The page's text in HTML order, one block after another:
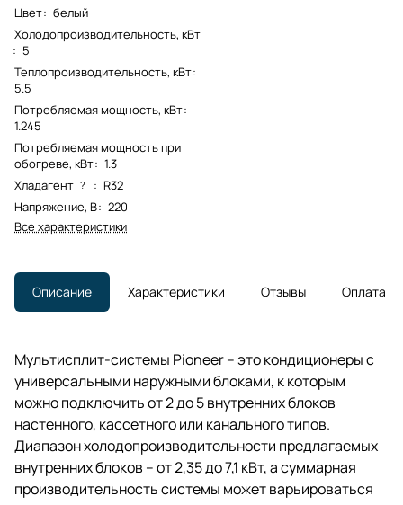
Цвет: белый
Холодопроизводительность, кВт
: 5
Теплопроизводительность, кВт:
5.5
Потребляемая мощность, кВт:
1.245
Потребляемая мощность при
обогреве, кВт: 1.3
Хладагент ? : R32
Напряжение, В: 220
Все характеристики
Описание Характеристики Отзывы Оплата
Мультисплит-системы Pioneer – это кондиционеры с
универсальными наружными блоками, к которым
можно подключить от 2 до 5 внутренних блоков
настенного, кассетного или канального типов.
Диапазон холодопроизводительности предлагаемых
внутренних блоков – от 2,35 до 7,1 кВт, а суммарная
производительность системы может варьироваться